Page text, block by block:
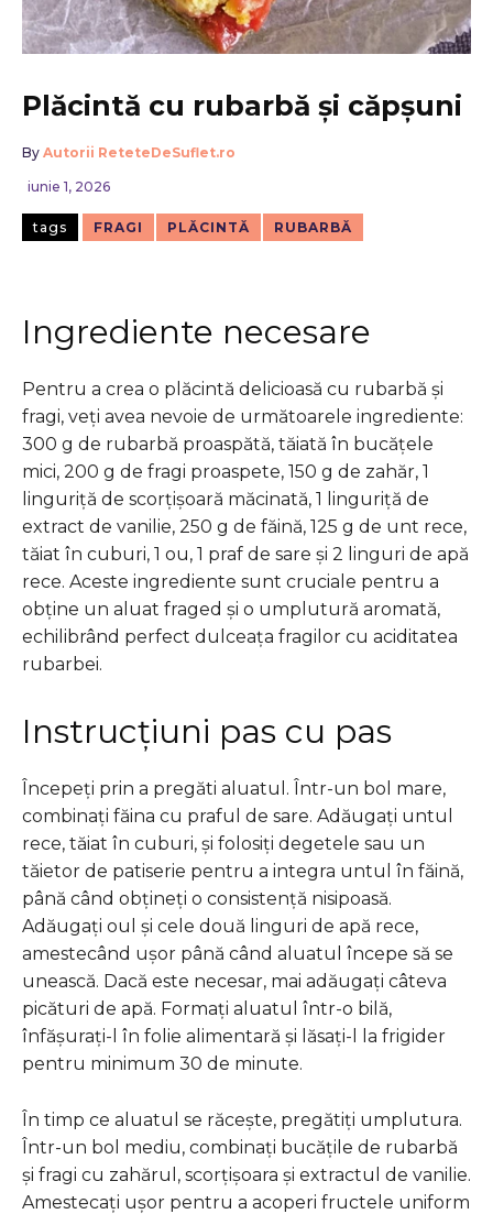
Plăcintă cu rubarbă și căpșuni
By Autorii ReteteDeSuflet.ro
iunie 1, 2026
tags FRAGI PLĂCINTĂ RUBARBĂ
Ingrediente necesare
Pentru a crea o plăcintă delicioasă cu rubarbă și
fragi, veți avea nevoie de următoarele ingrediente:
300 g de rubarbă proaspătă, tăiată în bucățele
mici, 200 g de fragi proaspete, 150 g de zahăr, 1
linguriță de scorțișoară măcinată, 1 linguriță de
extract de vanilie, 250 g de făină, 125 g de unt rece,
tăiat în cuburi, 1 ou, 1 praf de sare și 2 linguri de apă
rece. Aceste ingrediente sunt cruciale pentru a
obține un aluat fraged și o umplutură aromată,
echilibrând perfect dulceața fragilor cu aciditatea
rubarbei.
Instrucțiuni pas cu pas
Începeți prin a pregăti aluatul. Într-un bol mare,
combinați făina cu praful de sare. Adăugați untul
rece, tăiat în cuburi, și folosiți degetele sau un
tăietor de patiserie pentru a integra untul în făină,
până când obțineți o consistență nisipoasă.
Adăugați oul și cele două linguri de apă rece,
amestecând ușor până când aluatul începe să se
unească. Dacă este necesar, mai adăugați câteva
picături de apă. Formați aluatul într-o bilă,
înfășurați-l în folie alimentară și lăsați-l la frigider
pentru minimum 30 de minute.
În timp ce aluatul se răcește, pregătiți umplutura.
Într-un bol mediu, combinați bucățile de rubarbă
și fragi cu zahărul, scorțișoara și extractul de vanilie.
Amestecați ușor pentru a acoperi fructele uniform